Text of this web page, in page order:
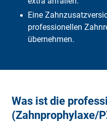
Eine
professionellen
übernehmen.
Was ist die
(Zahnprophylaxe/